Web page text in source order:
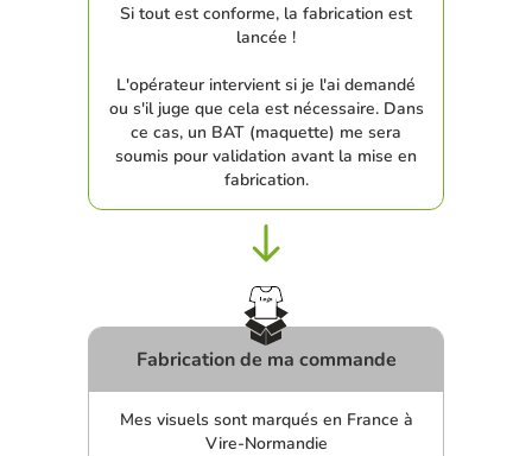
Si tout est conforme, la fabrication est
lancée !
L'opérateur intervient si je l'ai demandé
ou s'il juge que cela est nécessaire. Dans
ce cas, un BAT (maquette) me sera
soumis pour validation avant la mise en
fabrication.
Fabrication de ma commande
Mes visuels sont marqués en France à
Vire-Normandie